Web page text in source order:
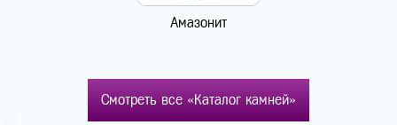
Амазонит
Смотреть все «Каталог камней»